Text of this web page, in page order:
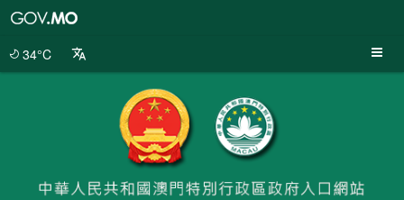
34°C